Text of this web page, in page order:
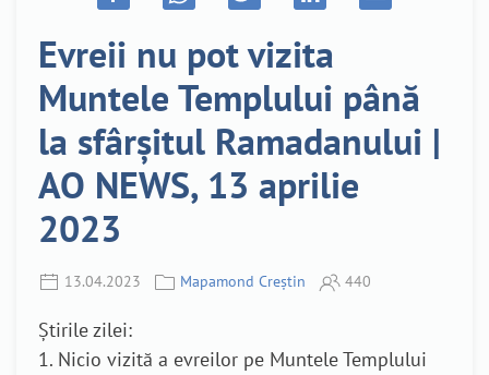
Evreii nu pot vizita
Muntele Templului până
la sfârșitul Ramadanului |
AO NEWS, 13 aprilie
2023
13.04.2023 Mapamond Creștin 440
Știrile zilei:
1. Nicio vizită a evreilor pe Muntele Templului